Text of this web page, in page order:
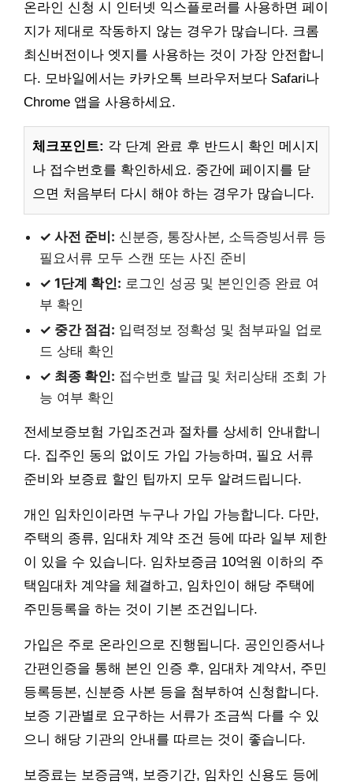
온라인 신청 시 인터넷 익스플로러를 사용하면 페이
지가 제대로 작동하지 않는 경우가 많습니다. 크롬
최신버전이나 엣지를 사용하는 것이 가장 안전합니
다. 모바일에서는 카카오톡 브라우저보다 Safari나
Chrome 앱을 사용하세요.
체크포인트: 각 단계 완료 후 반드시 확인 메시지
나 접수번호를 확인하세요. 중간에 페이지를 닫
으면 처음부터 다시 해야 하는 경우가 많습니다.
✓ 사전 준비: 신분증, 통장사본, 소득증빙서류 등
필요서류 모두 스캔 또는 사진 준비
✓ 1단계 확인: 로그인 성공 및 본인인증 완료 여
부 확인
✓ 중간 점검: 입력정보 정확성 및 첨부파일 업로
드 상태 확인
✓ 최종 확인: 접수번호 발급 및 처리상태 조회 가
능 여부 확인
전세보증보험 가입조건과 절차를 상세히 안내합니
다. 집주인 동의 없이도 가입 가능하며, 필요 서류
준비와 보증료 할인 팁까지 모두 알려드립니다.
개인 임차인이라면 누구나 가입 가능합니다. 다만,
주택의 종류, 임대차 계약 조건 등에 따라 일부 제한
이 있을 수 있습니다. 임차보증금 10억원 이하의 주
택임대차 계약을 체결하고, 임차인이 해당 주택에
주민등록을 하는 것이 기본 조건입니다.
가입은 주로 온라인으로 진행됩니다. 공인인증서나
간편인증을 통해 본인 인증 후, 임대차 계약서, 주민
등록등본, 신분증 사본 등을 첨부하여 신청합니다.
보증 기관별로 요구하는 서류가 조금씩 다를 수 있
으니 해당 기관의 안내를 따르는 것이 좋습니다.
보증료는 보증금액, 보증기간, 임차인 신용도 등에